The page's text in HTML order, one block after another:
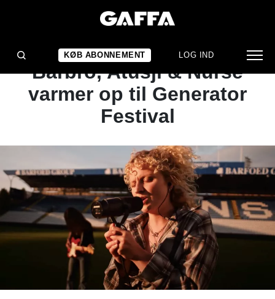
KØB ABONNEMENT LOG IND
NYHED
VIDEOPREMIERE:
Barbro, Atusji & Nurse
varmer op til Generator
Festival